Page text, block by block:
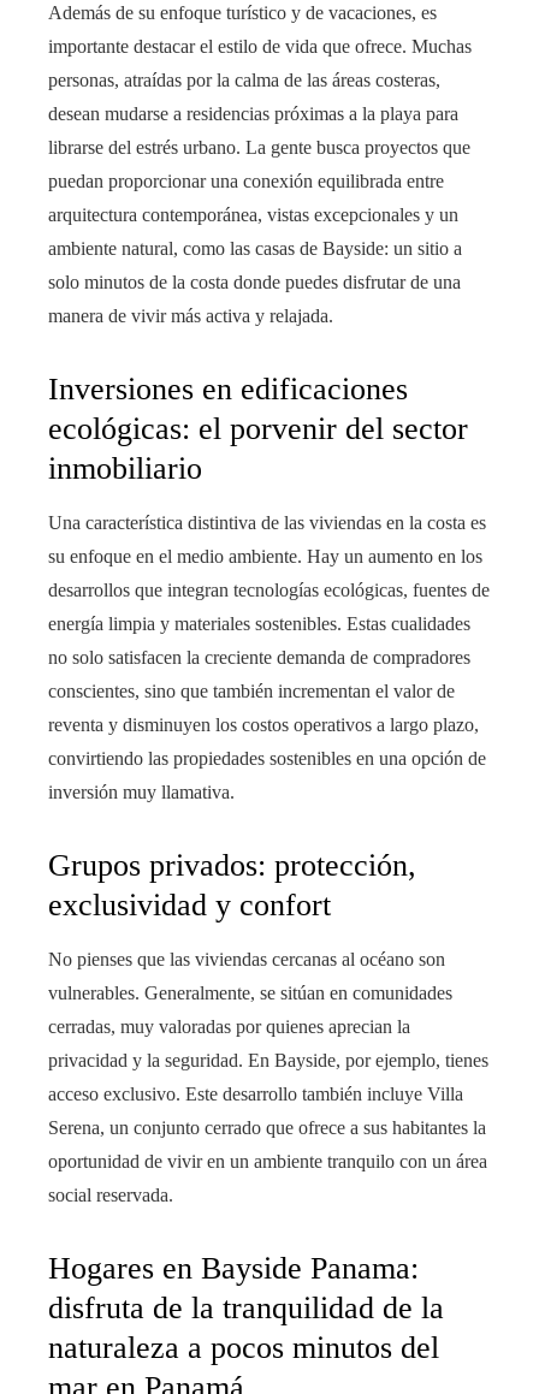
Además de su enfoque turístico y de vacaciones, es
importante destacar el estilo de vida que ofrece. Muchas
personas, atraídas por la calma de las áreas costeras,
desean mudarse a residencias próximas a la playa para
librarse del estrés urbano. La gente busca proyectos que
puedan proporcionar una conexión equilibrada entre
arquitectura contemporánea, vistas excepcionales y un
ambiente natural, como las casas de Bayside: un sitio a
solo minutos de la costa donde puedes disfrutar de una
manera de vivir más activa y relajada.
Inversiones en edificaciones
ecológicas: el porvenir del sector
inmobiliario
Una característica distintiva de las viviendas en la costa es
su enfoque en el medio ambiente. Hay un aumento en los
desarrollos que integran tecnologías ecológicas, fuentes de
energía limpia y materiales sostenibles. Estas cualidades
no solo satisfacen la creciente demanda de compradores
conscientes, sino que también incrementan el valor de
reventa y disminuyen los costos operativos a largo plazo,
convirtiendo las propiedades sostenibles en una opción de
inversión muy llamativa.
Grupos privados: protección,
exclusividad y confort
No pienses que las viviendas cercanas al océano son
vulnerables. Generalmente, se sitúan en comunidades
cerradas, muy valoradas por quienes aprecian la
privacidad y la seguridad. En Bayside, por ejemplo, tienes
acceso exclusivo. Este desarrollo también incluye Villa
Serena, un conjunto cerrado que ofrece a sus habitantes la
oportunidad de vivir en un ambiente tranquilo con un área
social reservada.
Hogares en Bayside Panama:
disfruta de la tranquilidad de la
naturaleza a pocos minutos del